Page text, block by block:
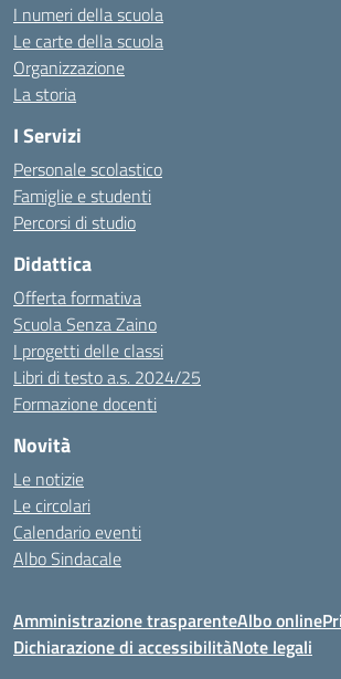
I numeri della scuola
Le carte della scuola
Organizzazione
La storia
I Servizi
Personale scolastico
Famiglie e studenti
Percorsi di studio
Didattica
Offerta formativa
Scuola Senza Zaino
I progetti delle classi
Libri di testo a.s. 2024/25
Formazione docenti
Novità
Le notizie
Le circolari
Calendario eventi
Albo Sindacale
Amministrazione trasparenteAlbo online
Dichiarazione di accessibilitàNote legali